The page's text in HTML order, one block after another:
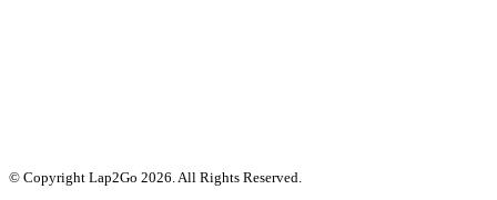
© Copyright Lap2Go 2026. All Rights Reserved.